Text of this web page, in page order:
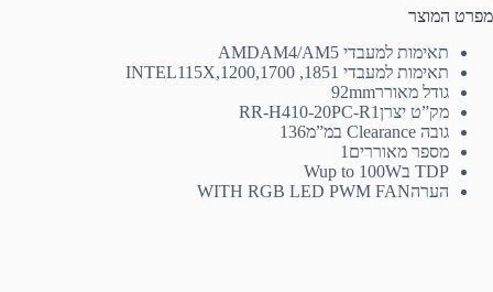
מפרט המוצר
תאימות למעבדי AMD AM4/AM5
תאימות למעבדי INTEL 115X,1200,1700 ,1851
גודל מאורר92mm
מק”ט יצרןRR-H410-20PC-R1
גובה Clearance במ”מ
136
מספר מאוררים 1
TDP בW
up to 100W
הערהWITH RGB LED PWM FAN